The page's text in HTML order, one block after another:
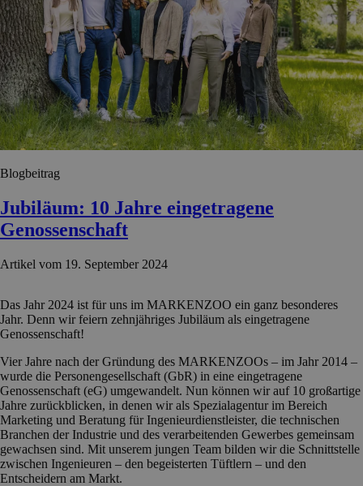
Blogbeitrag
Jubiläum: 10 Jahre eingetragene
Genossenschaft
Artikel vom 19. September 2024
Das Jahr 2024 ist für uns im MARKENZOO ein ganz besonderes
Jahr. Denn wir feiern zehnjähriges Jubiläum als eingetragene
Genossenschaft!
Vier Jahre nach der Gründung des MARKENZOOs – im Jahr 2014 –
wurde die Personengesellschaft (GbR) in eine eingetragene
Genossenschaft (eG) umgewandelt. Nun können wir auf 10 großartige
Jahre zurückblicken, in denen wir als Spezialagentur im Bereich
Marketing und Beratung für Ingenieurdienstleister, die technischen
Branchen der Industrie und des verarbeitenden Gewerbes gemeinsam
gewachsen sind. Mit unserem jungen Team bilden wir die Schnittstelle
zwischen Ingenieuren – den begeisterten Tüftlern – und den
Entscheidern am Markt.